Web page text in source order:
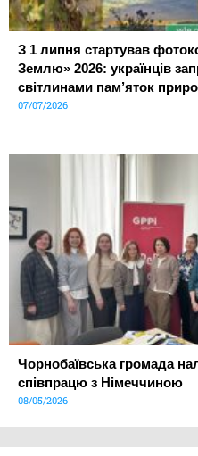
З 1 липня стартував
Землю» 2026: українців
світлинами пам’яток
07/07/2026
Чорнобаївська громада
співпрацю з Німеччиною
08/05/2026